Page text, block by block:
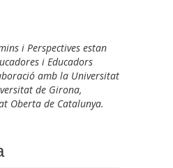
i Perspectives estan
i Educadors
amb la Universitat
de Girona,
Oberta de Catalunya.